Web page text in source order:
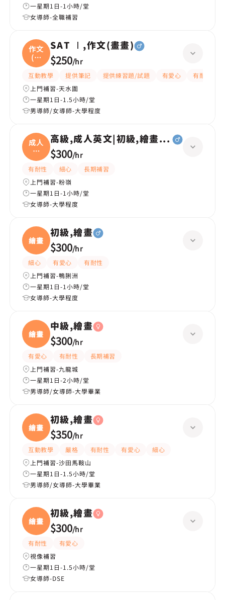
一星期1日-1小時/堂
女導師-全職補習
作文
(畫
畫
SAT Ⅰ,作文(畫畫)
$250/hr
互動教學 提供筆記 提供練習題/試題 有愛心
有耐性
上門補習-天水圍
一星期1日-1.5小時/堂
男導師/女導師-大學程度
成人
英
文|
高級,成人英文|初級,繪畫(水彩油畫)、
$300/hr
有耐性 細心
長期補習
上門補習-粉嶺
一星期1日-1小時/堂
女導師-大學程度
繪畫
初級,繪畫
$300/hr
細心 有愛心
有耐性
上門補習-鴨脷洲
一星期1日-1小時/堂
女導師-大學程度
繪畫
中級,繪畫
$300/hr
有愛心 有耐性
長期補習
上門補習-九龍城
一星期1日-2小時/堂
男導師/女導師-大學畢業
繪畫
初級,繪畫
$350/hr
互動教學 嚴格 有耐性 有愛心
細心
上門補習-沙田馬鞍山
一星期1日-1.5小時/堂
男導師/女導師-大學畢業
繪畫
初級,繪畫
$300/hr
有耐性
有愛心
視像補習
一星期1日-1.5小時/堂
女導師-DSE